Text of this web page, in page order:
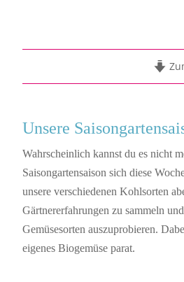
Unsere
Wahrscheinlich kannst du es nicht
Saisongartensaison sich diese
unsere verschiedenen Kohlsorten
Gärtnererfahrungen zu sammeln
Gemüsesorten auszuprobieren.
eigenes Biogemüse parat.